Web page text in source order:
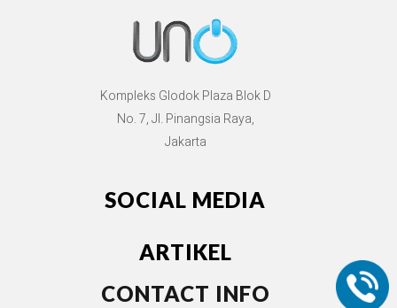
Kompleks Glodok Plaza Blok D
No. 7, Jl. Pinangsia Raya,
Jakarta
SOCIAL MEDIA
ARTIKEL
CONTACT INFO